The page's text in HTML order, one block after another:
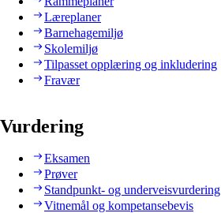
Læreplaner
Barnehagemiljø
Skolemiljø
Tilpasset opplæring og inkludering
Fravær
Vurdering
Eksamen
Prøver
Standpunkt- og underveisvurdering
Vitnemål og kompetansebevis